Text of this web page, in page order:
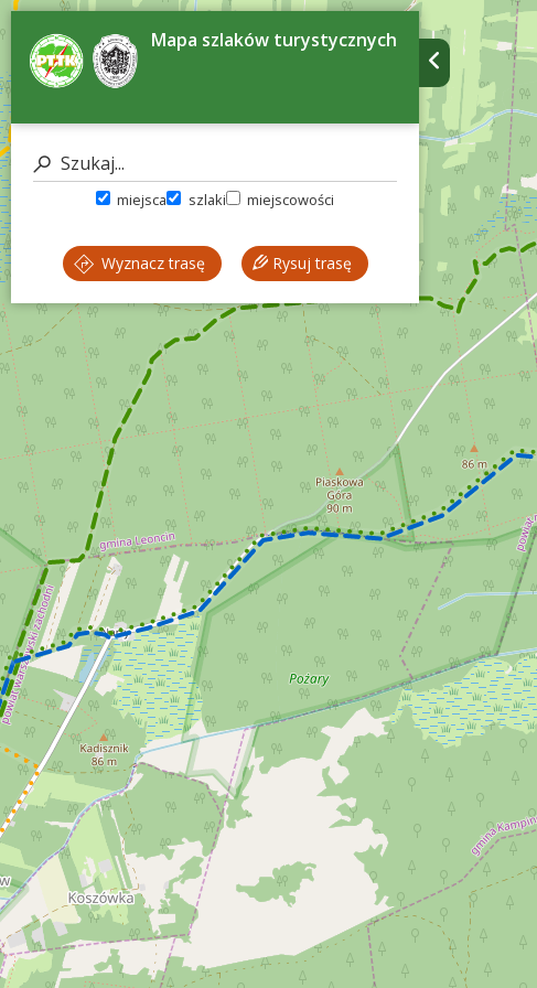
Mapa szlaków turystycznych
miejsca szlaki miejscowości
Wyznacz trasę Rysuj trasę